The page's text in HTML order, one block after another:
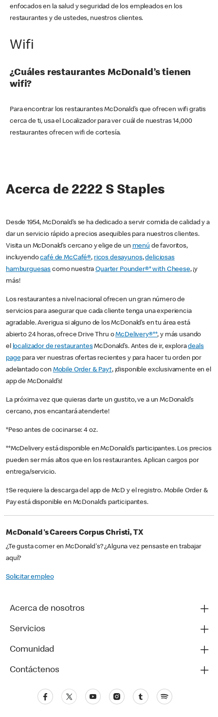
enfocados en la salud y seguridad de los empleados en los
restaurantes y de ustedes, nuestros clientes.
Wifi
¿Cuáles restaurantes McDonald’s tienen
wifi?
Para encontrar los restaurantes McDonald’s que ofrecen wifi gratis
cerca de ti, usa el Localizador para ver cuál de nuestras 14,000
restaurantes ofrecen wifi de cortesía.
Acerca de 2222 S Staples
Desde 1954, McDonald’s se ha dedicado a servir comida de calidad y a
dar un servicio rápido a precios asequibles para nuestros clientes.
Visita un McDonald’s cercano y elige de un menú de favoritos,
incluyendocafé de McCafé®, ricos desayunos,deliciosas
hamburguesas como nuestraQuarter Pounder®* with Cheese, ¡y
más!
Los restaurantes a nivel nacional ofrecen un gran número de
servicios para asegurar que cada cliente tenga una experiencia
agradable. Averigua si alguno de los McDonald’s en tu área está
abierto 24 horas, ofrece Drive Thru oMcDelivery®**, y más usando
el localizador de restaurantesMcDonald’s. Antes de ir, exploradeals
pagepara ver nuestras ofertas recientes y para hacer tu orden por
adelantado con Mobile Order & Pay†, ¡disponible exclusivamente en el
app de McDonald’s!
La próxima vez que quieras darte un gustito, ve a un McDonald’s
cercano, ¡nos encantará atenderte!
*Peso antes de cocinarse: 4 oz.
**McDelivery está disponible en McDonald’s participantes. Los precios
pueden ser más altos que en los restaurantes. Aplican cargos por
entrega/servicio.
†Se requiere la descarga del app de McD y el registro. Mobile Order &
Pay está disponible en McDonald’s participantes.
McDonald's Careers Corpus Christi, TX
¿Te gusta comer en McDonald's? ¿Alguna vez pensaste en trabajar
aquí?
Solicitar empleo
Acerca de nosotros
Servicios
Comunidad
Contáctenos